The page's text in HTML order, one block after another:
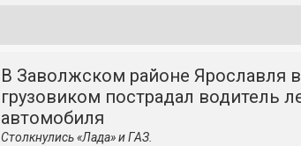
В Заволжском районе Ярославля
грузовиком пострадал водитель
автомобиля
Столкнулись «Лада» и ГАЗ.